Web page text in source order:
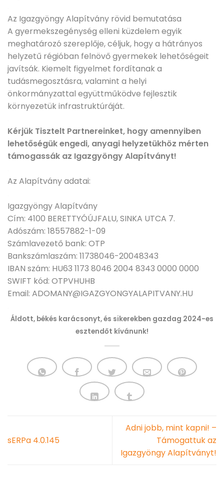
Az Igazgyöngy Alapítvány rövid bemutatása
A gyermekszegénység elleni küzdelem egyik
meghatározó szereplője, céljuk, hogy a hátrányos
helyzetű régióban felnövő gyermekek lehetőségeit
javítsák. Kiemelt figyelmet fordítanak a
tudásmegosztásra, valamint a helyi
önkormányzattal együttműködve fejlesztik
környezetük infrastruktúráját.
Kérjük Tisztelt Partnereinket, hogy amennyiben
lehetőségük engedi, anyagi helyzetükhöz mérten
támogassák az Igazgyöngy Alapítványt!
Az Alapítvány adatai:
Igazgyöngy Alapítvány
Cím: 4100 BERETTYÓÚJFALU, SINKA UTCA 7.
Adószám: 18557882-1-09
Számlavezető bank: OTP
Bankszámlaszám: 11738046-20048343
IBAN szám: HU63 1173 8046 2004 8343 0000 0000
SWIFT kód: OTPVHUHB
Email: ADOMANY@IGAZGYONGYALAPITVANY.HU
Áldott, békés karácsonyt, és sikerekben gazdag 2024-es
esztendőt kívánunk!
sERPa 4.0.145
Adni jobb, mint kapni! –
Támogattuk az
Igazgyöngy Alapítványt!